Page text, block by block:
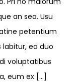
an sea. Usu
petentium
labitur, ea duo
voluptatibus
eum ex […]